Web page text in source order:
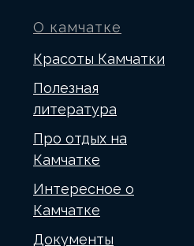
О камчатке
Красоты Камчатки
Полезная
литература
Про отдых на
Камчатке
Интересное о
Камчатке
Документы